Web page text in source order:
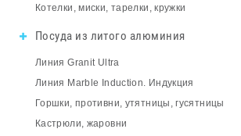
Котелки, миски, тарелки, кружки
Посуда из литого алюминия
Линия Granit Ultra
Линия Marble Induction. Индукция
Горшки, противни, утятницы, гусятницы
Кастрюли, жаровни